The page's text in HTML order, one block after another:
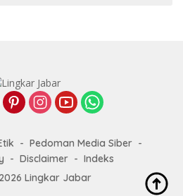
Pedoman Media Siber
Disclaimer
Indeks
Lingkar Jabar